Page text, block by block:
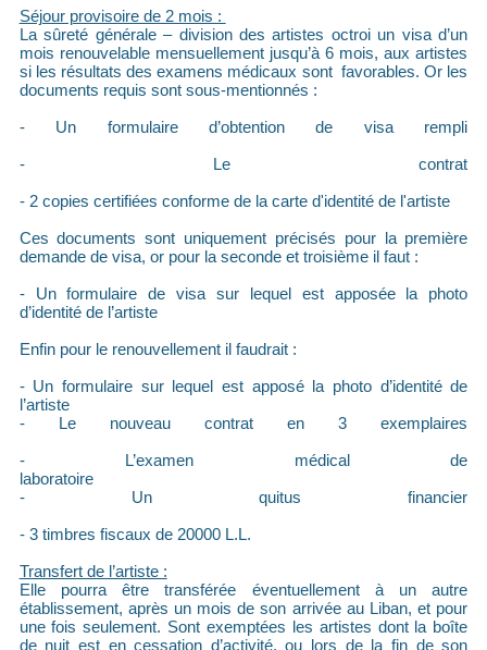
Séjour provisoire de 2 mois :
La sûreté générale – division des artistes octroi un visa d’un
mois renouvelable mensuellement jusqu’à 6 mois, aux artistes
si les résultats des examens médicaux sont favorables. Or les
documents requis sont sous-mentionnés :
- Un formulaire d’obtention de visa rempli
- Le contrat
- 2 copies certifiées conforme de la carte d'identité de l'artiste
Ces documents sont uniquement précisés pour la première
demande de visa, or pour la seconde et troisième il faut :
- Un formulaire de visa sur lequel est apposée la photo
d’identité de l’artiste
Enfin pour le renouvellement il faudrait :
- Un formulaire sur lequel est apposé la photo d’identité de
l’artiste
- Le nouveau contrat en 3 exemplaires
- L’examen médical de
laboratoire
- Un quitus financier
- 3 timbres fiscaux de 20000 L.L.
Transfert de l’artiste :
Elle pourra être transférée éventuellement à un autre
établissement, après un mois de son arrivée au Liban, et pour
une fois seulement. Sont exemptées les artistes dont la boîte
de nuit est en cessation d’activité, ou lors de la fin de son